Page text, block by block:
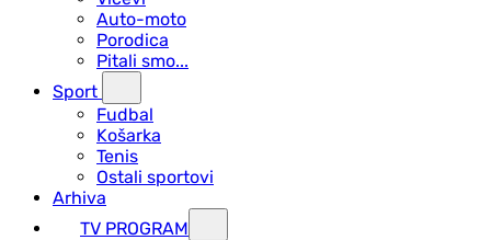
Auto-moto
Porodica
Pitali smo...
Sport
Fudbal
Košarka
Tenis
Ostali sportovi
Arhiva
TV PROGRAM